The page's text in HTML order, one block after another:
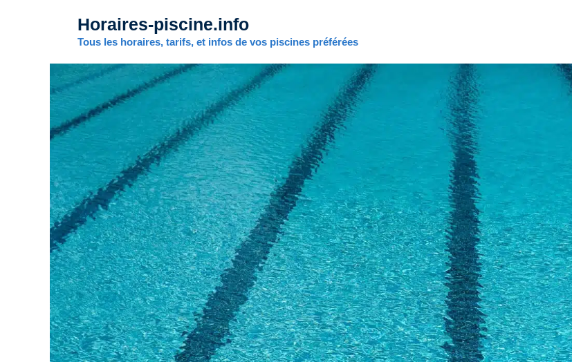
Horaires-piscine.info
Tous les horaires, tarifs, et infos de vos piscines préférées